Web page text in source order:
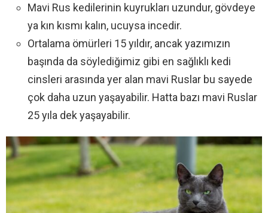
Mavi Rus kedilerinin kuyrukları uzundur, gövdeye
ya kın kısmı kalın, ucuysa incedir.
Ortalama ömürleri 15 yıldır, ancak yazımızın
başında da söylediğimiz gibi en sağlıklı kedi
cinsleri arasında yer alan mavi Ruslar bu sayede
çok daha uzun yaşayabilir. Hatta bazı mavi Ruslar
25 yıla dek yaşayabilir.